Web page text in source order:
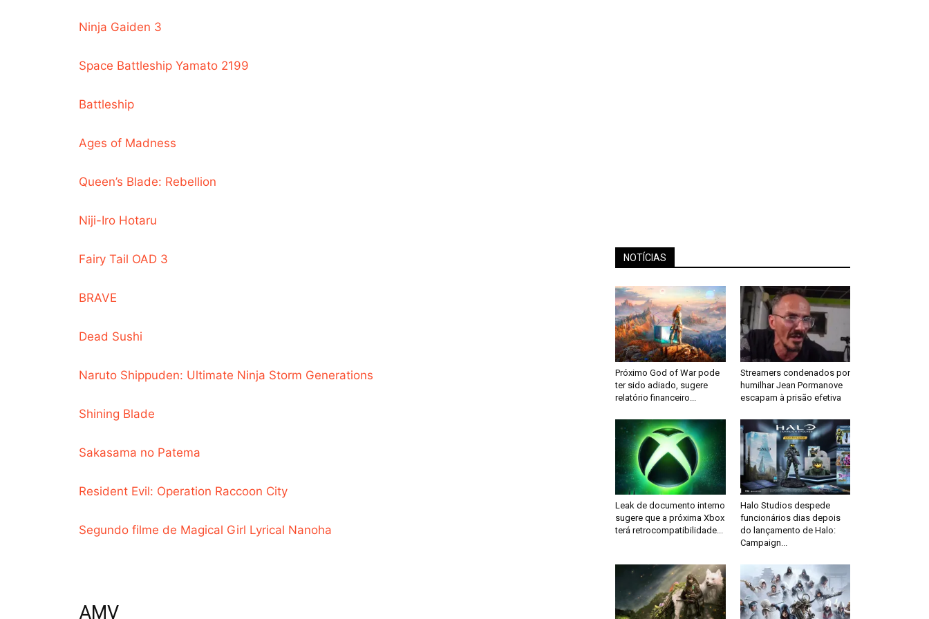
Ninja Gaiden 3
Space Battleship Yamato 2199
Battleship
Ages of Madness
Queen’s Blade: Rebellion
Niji-Iro Hotaru
Fairy Tail OAD 3
BRAVE
Dead Sushi
Naruto Shippuden: Ultimate Ninja Storm Generations
Shining Blade
Sakasama no Patema
Resident Evil: Operation Raccoon City
Segundo filme de Magical Girl Lyrical Nanoha
AMV
NOTÍCIAS
Próximo God of War pode
ter sido adiado, sugere
relatório financeiro...
Streamers condenados por
humilhar Jean Pormanove
escapam à prisão efetiva
Leak de documento interno
sugere que a próxima Xbox
terá retrocompatibilidade...
Halo Studios despede
funcionários dias depois
do lançamento de Halo:
Campaign...